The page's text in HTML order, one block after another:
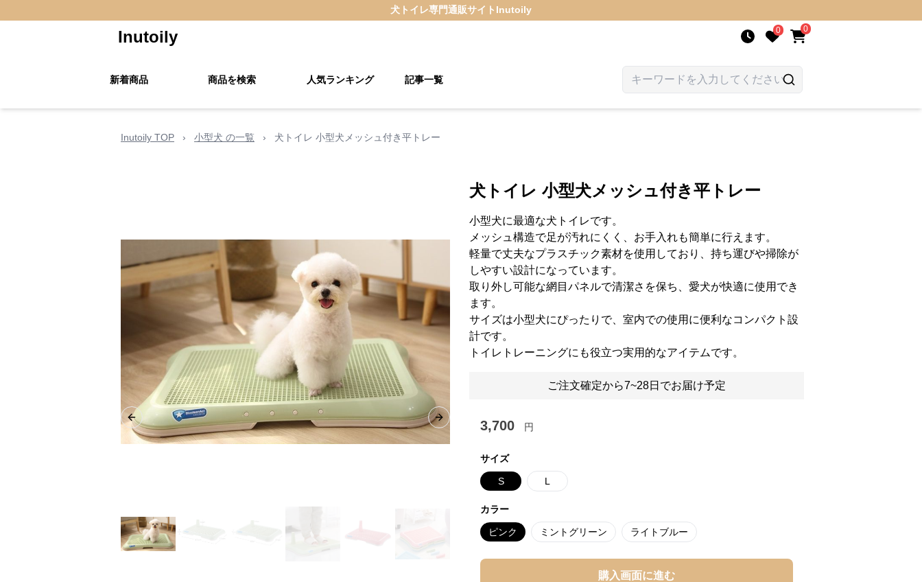
犬トイレ専門通販サイト Inutoily
Inutoily 0 0
新着商品 商品を検索 人気ランキング 記事一覧
Inutoily TOP › 小型犬 の一覧 › 犬トイレ 小型犬メッシュ付き平トレー
Previous slide Next slide
犬トイレ 小型犬メッシュ付き平トレー
小型犬に最適な犬トイレです。
メッシュ構造で足が汚れにくく、お手入れも簡単に行えます。
軽量で丈夫なプラスチック素材を使用しており、持ち運びや掃除が
しやすい設計になっています。
取り外し可能な網目パネルで清潔さを保ち、愛犬が快適に使用でき
ます。
サイズは小型犬にぴったりで、室内での使用に便利なコンパクト設
計です。
トイレトレーニングにも役立つ実用的なアイテムです。
ご注文確定から7~28日でお届け予定
3,700 円
サイズ
S L
カラー
ピンク ミントグリーン ライトブルー
購入画面に進む